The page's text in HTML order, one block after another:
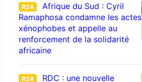
R24
Afrique du Sud : Cyril
Ramaphosa condamne les actes
xénophobes et appelle au
renforcement de la solidarité
africaine
R24
RDC : une nouvelle